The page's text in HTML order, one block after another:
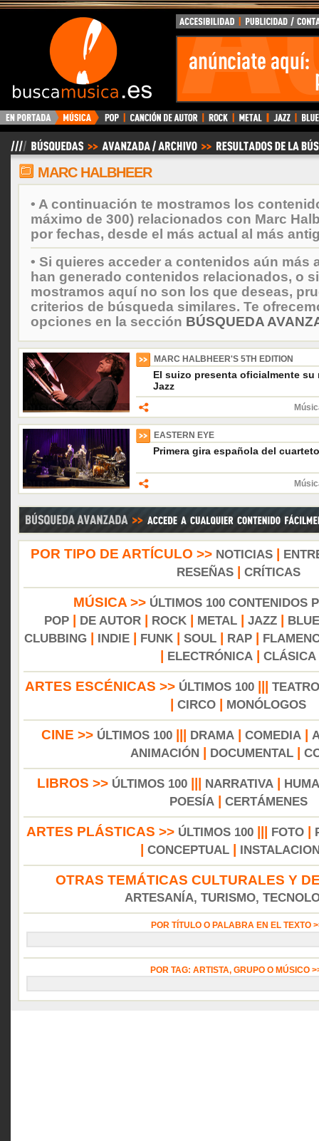
BuscaMusica.es
MARC HALBHEER
• A continuación te mostramos los
máximo de 300) relacionados con Marc
por fechas, desde el más actual al más
• Si quieres acceder a contenidos aún más
han generado contenidos relacionados, o
mostramos aquí no son los que deseas,
criterios de búsqueda similares. Te
opciones en la sección BÚSQUEDA
MARC HALBHEER'S 5TH EDITION
El suizo presenta oficialmente
Jazz
EASTERN EYE
Primera gira española del
POR TIPO DE ARTÍCULO >> NOTICIAS|
RESEÑAS| CRÍTICAS
MÚSICA >> ÚLTIMOS 100 CONTENIDOS
POP
DE AUTOR ROCK METAL JAZZ
CLUBBING
INDIE FUNK SOUL RAP
ELECTRÓNICA CLÁSICA
ARTES ESCÉNICAS >> ÚLTIMOS 100||| TEATRO
CIRCO MONÓLOGOS
CINE >> ÚLTIMOS 100 DRAMA COMEDIA
ANIMACIÓN
DOCUMENTAL|
LIBROS >> ÚLTIMOS 100 NARRATIVA
POESÍA| CERTÁMENES
ARTES PLÁSTICAS >> ÚLTIMOS 100 FOTO
CONCEPTUAL
OTRAS TEMÁTICAS CULTURALES Y
ARTESANÍA, TURISMO,
POR TÍTULO O PALABRA EN EL TEXTO
POR TAG: ARTISTA, GRUPO O MÚSICO